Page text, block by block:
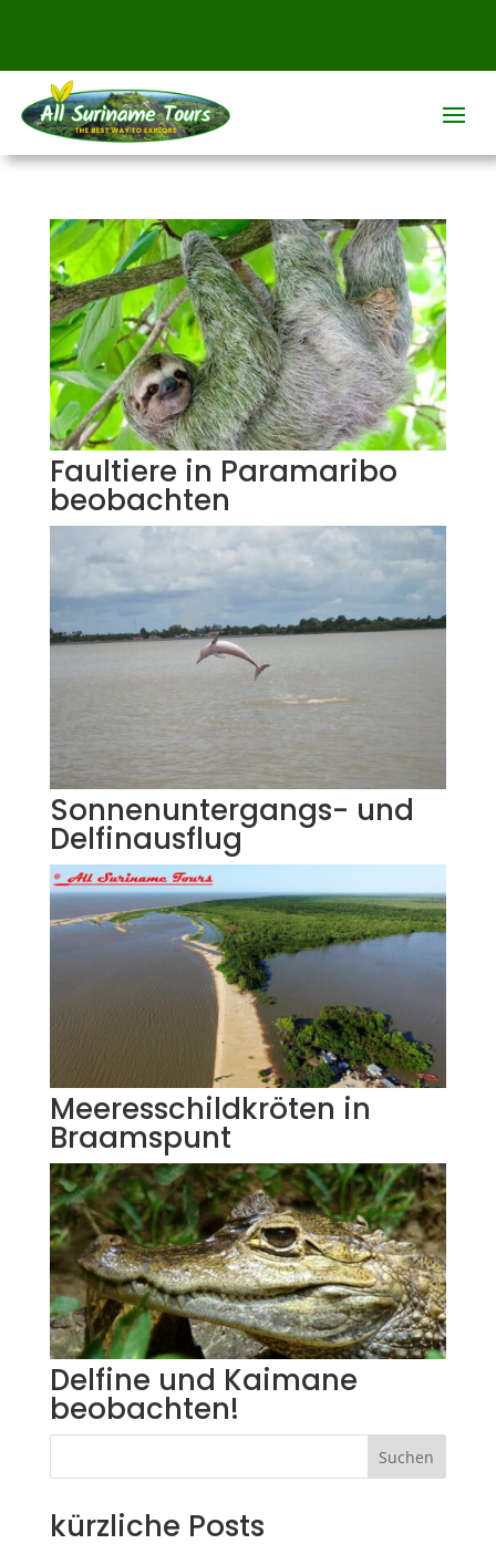
Faultiere in Paramaribo
beobachten
Sonnenuntergangs- und
Delfinausflug
Meeresschildkröten in
Braamspunt
Delfine und Kaimane
beobachten!
Suchen
kürzliche Posts